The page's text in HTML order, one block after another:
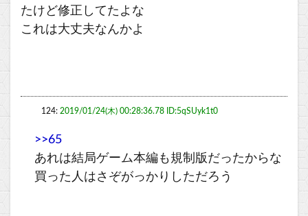
たけど修正してたよな
これは大丈夫なんかよ
124: 2019/01/24(木) 00:28:36.78 ID:5qSUyk1t0
>>65
あれは結局ゲーム本編も規制版だったからな
買った人はさぞがっかりしただろう